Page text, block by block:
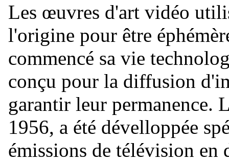
Les œuvres d'art vidéo
l'origine pour être
commencé sa vie
conçu pour la diffusion
garantir leur permanence.
1956, a été dévelloppée
émissions de télévision en